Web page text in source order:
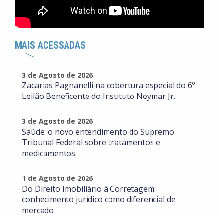
MAIS ACESSADAS
3 de Agosto de 2026
Zacarias Pagnanelli na cobertura especial do 6º
Leilão Beneficente do Instituto Neymar Jr.
3 de Agosto de 2026
Saúde: o novo entendimento do Supremo
Tribunal Federal sobre tratamentos e
medicamentos
1 de Agosto de 2026
Do Direito Imobiliário à Corretagem:
conhecimento jurídico como diferencial de
mercado